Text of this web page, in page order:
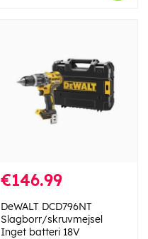
€146.99
DeWALT DCD796NT
Slagborr/skruvmejsel
Inget batteri 18V